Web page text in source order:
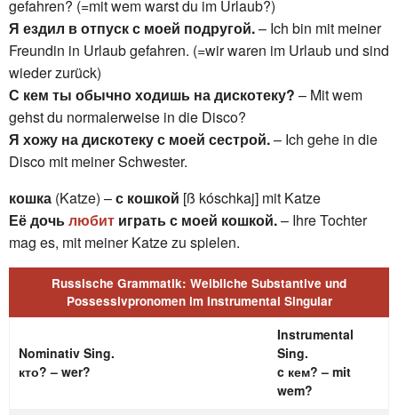
gefahren? (=mit wem warst du im Urlaub?)
Я ездил в отпуск с моей подругой.– Ich bin mit meiner
Freundin in Urlaub gefahren. (=wir waren im Urlaub und sind
wieder zurück)
С кем ты обычно ходишь на дискотеку? – Mit wem
gehst du normalerweise in die Disco?
Я хожу на дискотеку с моей сестрой.– Ich gehe in die
Disco mit meiner Schwester.
кошка (Katze) –с кошкой [ß kóschkaj] mit Katze
Её дочьлюбит играть с моей кошкой.– Ihre Tochter
mag es, mit meiner Katze zu spielen.
Russische Grammatik: Weibliche Substantive und
Possessivpronomen im Instrumental Singular
Nominativ Sing.
кто? – wer?
Instrumental
Sing.
c кем? – mit
wem?